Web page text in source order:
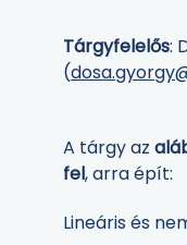
Tárgyfelelős:
(
A tárgy az
fel, arra épít:
Lineáris és